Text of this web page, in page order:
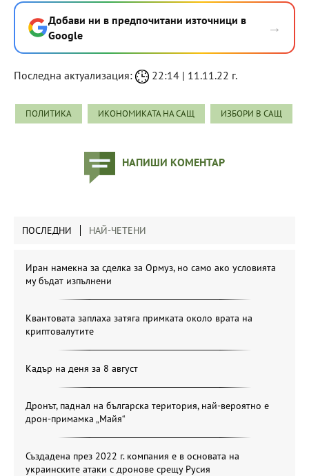
Добави ни в предпочитани източници в
Google
→
Последна актуализация: 22:14 | 11.11.22 г.
ПОЛИТИКА ИКОНОМИКАТА НА САЩ ИЗБОРИ В САЩ
НАПИШИ КОМЕНТАР
ПОСЛЕДНИ НАЙ-ЧЕТЕНИ
Иран намекна за сделка за Ормуз, но само ако условията
му бъдат изпълнени
Квантовата заплаха затяга примката около врата на
криптовалутите
Кадър на деня за 8 август
Дронът, паднал на българска територия, най-вероятно е
дрон-примамка „Майя“
Създадена през 2022 г. компания е в основата на
украинските атаки с дронове срещу Русия